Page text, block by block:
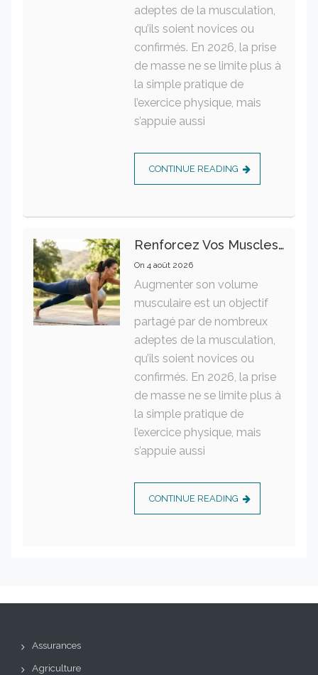
adeptes de la musculation,
qu’ils soient novices ou
confirmés. En 2026, la prise
de masse ne se limite plus à
la simple pratique de
l’exercice physique, mais
s’appuie aussi
CONTINUE READING
Renforcez Vos Muscles Profonds Pour Apaiser Votre Mal De Dos
On 4 août 2026
Augmenter son volume
musculaire est un objectif
partagé par de nombreux
adeptes de la musculation,
qu’ils soient novices ou
confirmés. En 2026, la prise
de masse ne se limite plus à
la simple pratique de
l’exercice physique, mais
s’appuie aussi
CONTINUE READING
Assurances
Agriculture